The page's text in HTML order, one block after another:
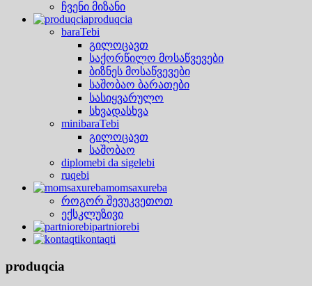
ჩვენი მიზანი
produqcia
baraTebi
გილოცავთ
საქორწილო მოსაწვევები
ბიზნეს მოსაწვევები
საშობაო ბარათები
სასიყვარულო
სხვადასხვა
minibaraTebi
გილოცავთ
საშობაო
diplomebi da sigelebi
ruqebi
momsaxureba
როგორ შევუკვეთოთ
ექსკლუზივი
partniorebi
kontaqti
produqcia